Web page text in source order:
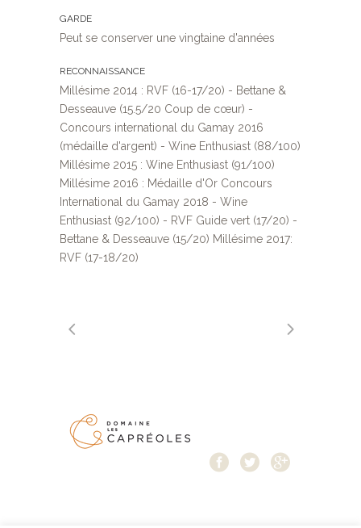
GARDE
Peut se conserver une vingtaine d'années
RECONNAISSANCE
Millésime 2014 : RVF (16-17/20) - Bettane &
Desseauve (15.5/20 Coup de cœur) -
Concours international du Gamay 2016
(médaille d'argent) - Wine Enthusiast (88/100)
Millésime 2015 : Wine Enthusiast (91/100)
Millésime 2016 : Médaille d'Or Concours
International du Gamay 2018 - Wine
Enthusiast (92/100) - RVF Guide vert (17/20) -
Bettane & Desseauve (15/20) Millésime 2017:
RVF (17-18/20)